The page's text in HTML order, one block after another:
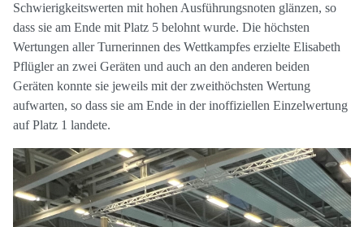
Schwierigkeitswerten mit hohen Ausführungsnoten glänzen, so
dass sie am Ende mit Platz 5 belohnt wurde. Die höchsten
Wertungen aller Turnerinnen des Wettkampfes erzielte Elisabeth
Pflügler an zwei Geräten und auch an den anderen beiden
Geräten konnte sie jeweils mit der zweithöchsten Wertung
aufwarten, so dass sie am Ende in der inoffiziellen Einzelwertung
auf Platz 1 landete.